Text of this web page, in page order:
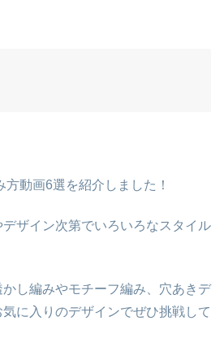
方動画6選を紹介しました！
デザイン次第でいろいろなスタイル
し編みやモチーフ編み、穴あきデ
気に入りのデザインでぜひ挑戦して